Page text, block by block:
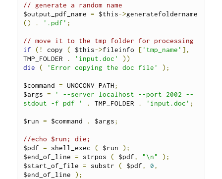
// generate a random name
$output_pdf_name = $this->
()
. '.pdf' ;
// move it to the tmp folder for processing
if
(! copy ( $this->fileinfo [ 'tmp_name' ],
TMP_FOLDER
. 'input.doc'
))
die
( 'Error copying the doc file' );
$command = UNOCONV_PATH;
$args =
' --server localhost --port 2002 --
stdout -f pdf '
. TMP_FOLDER . 'input.doc' ;
$run = $command . $args;
//echo $run; die;
$pdf = shell_exec ( $run );
$end_of_line = strpos ( $pdf, "\n"
);
$start_of_file = substr ( $pdf, 0,
$end_of_line );